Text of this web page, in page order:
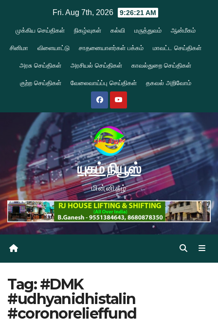
content
Fri. Aug 7th, 2026 9:26:22 AM
முக்கிய செய்திகள் நிகழ்வுகள் கல்வி மருத்துவம் ஆன்மீகம்
சினிமா விளையாட்டு சாதனையாளர்கள் பக்கம் மாவட்ட செய்திகள்
அரசு செய்திகள் அரசியல் செய்திகள் காவல்துறை செய்திகள்
குற்ற செய்திகள் வேலைவாய்ப்பு செய்திகள் தகவல் அறிவோம்
யுகம் நியூஸ்
மின்னிதழ்
Tag:#DMK
#udhyanidhistalin
#coronorelieffund